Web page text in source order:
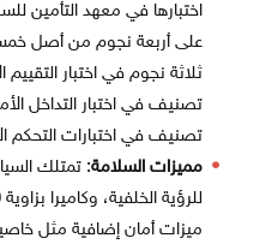
اختبارها في معهد التأمين
على أربعة نجوم من أصل
ثلاثة نجوم في اختبار
تصنيف في اختبار التداخل
تصنيف في اختبارات التحكم
مميزات السلامة: تمتلك
ميزات أمان إضافية مثل